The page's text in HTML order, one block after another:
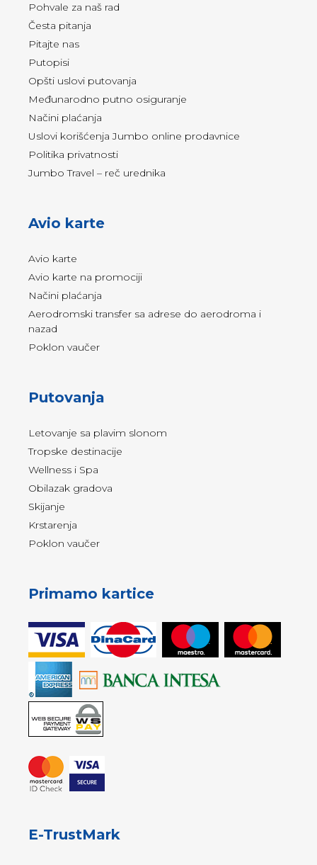
Pohvale za naš rad
Česta pitanja
Pitajte nas
Putopisi
Opšti uslovi putovanja
Međunarodno putno osiguranje
Načini plaćanja
Uslovi korišćenja Jumbo online prodavnice
Politika privatnosti
Jumbo Travel – reč urednika
Avio karte
Avio karte
Avio karte na promociji
Načini plaćanja
Aerodromski transfer sa adrese do aerodroma i
nazad
Poklon vaučer
Putovanja
Letovanje sa plavim slonom
Tropske destinacije
Wellness i Spa
Obilazak gradova
Skijanje
Krstarenja
Poklon vaučer
Primamo kartice
E-TrustMark